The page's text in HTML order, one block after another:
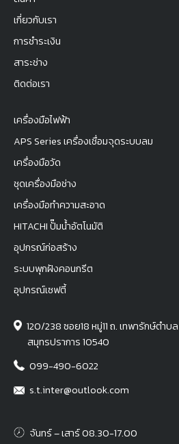
เกี่ยวกับเรา
การชำระเงิน
สาระช่าง
ติดต่อเรา
เครื่องมือไฟฟ้า
APS Series เครื่องเชื่อมจุดระบบลม
เครื่องมือวัด
ชุดเครื่องมือช่าง
เครื่องมือทำความสะอาด
HITACHI ปั๊มน้ำอัตโนมัติ
อุปกรณ์ก่อสร้าง
ระบบพุกฝังคอนกรีต
อุปกรณ์เซฟตี้
120/238 ซอย18 หมู่11 ถ. เทพารักษ์ตำ
สมุทรปราการ 10540
099-490-6022
s.t.inter@outlook.com
จันทร์ – เสาร์ 08.30-17.00